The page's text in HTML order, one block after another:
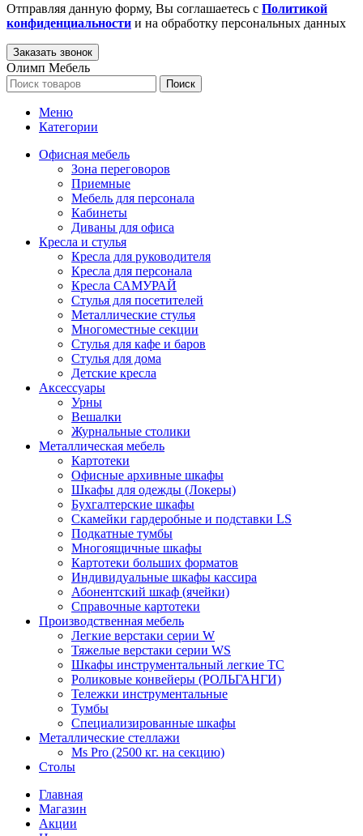
Отправляя данную форму, Вы соглашаетесь с Политикой
конфиденциальности и на обработку персональных данных
Олимп Мебель
Поиск
Меню
Категории
Офисная мебель
Зона переговоров
Приемные
Мебель для персонала
Кабинеты
Диваны для офиса
Кресла и стулья
Кресла для руководителя
Кресла для персонала
Кресла САМУРАЙ
Стулья для посетителей
Металлические стулья
Многоместные секции
Стулья для кафе и баров
Стулья для дома
Детские кресла
Аксессуары
Урны
Вешалки
Журнальные столики
Металлическая мебель
Картотеки
Офисные архивные шкафы
Шкафы для одежды (Локеры)
Бухгалтерские шкафы
Скамейки гардеробные и подставки LS
Подкатные тумбы
Многоящичные шкафы
Картотеки больших форматов
Индивидуальные шкафы кассира
Абонентский шкаф (ячейки)
Справочные картотеки
Производственная мебель
Легкие верстаки серии W
Тяжелые верстаки серии WS
Шкафы инструментальный легкие ТС
Роликовые конвейеры (РОЛЬГАНГИ)
Тележки инструментальные
Тумбы
Специализированные шкафы
Металлические стеллажи
Ms Pro (2500 кг. на секцию)
Столы
Главная
Магазин
Акции